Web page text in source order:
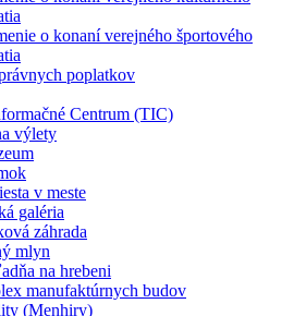
o konaní verejného športového
poplatkov
Centrum (TIC)
výlety
v meste
galéria
záhrada
mlyn
na hrebeni
manufaktúrnych budov
(Menhiry)